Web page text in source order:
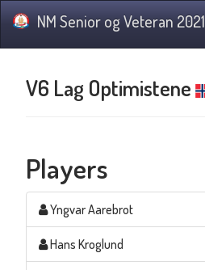
NM Senior og Veteran 2021
V6 Lag Optimistene
Players
Yngvar Aarebrot
Hans Kroglund